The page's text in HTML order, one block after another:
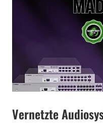
Vernetzte